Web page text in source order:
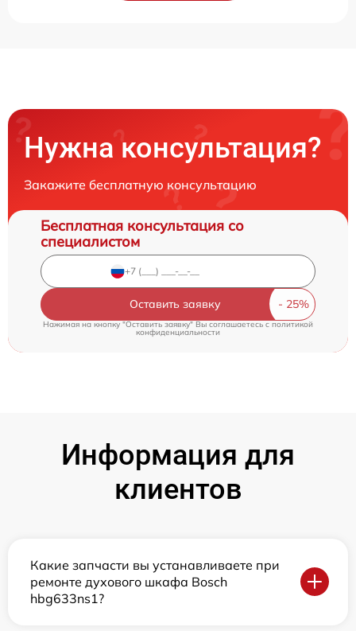
Нужна консультация?
Закажите бесплатную консультацию
Бесплатная консультация со
специалистом
Оставить заявку
Нажимая на кнопку "Оставить заявку" Вы соглашаетесь cполитикой
конфиденциальности
Информация для
клиентов
Какие запчасти вы устанавливаете при
ремонте духового шкафа Bosch
hbg633ns1?